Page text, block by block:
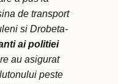
de transport
si Drobeta-
ai politiei
au asigurat
peste